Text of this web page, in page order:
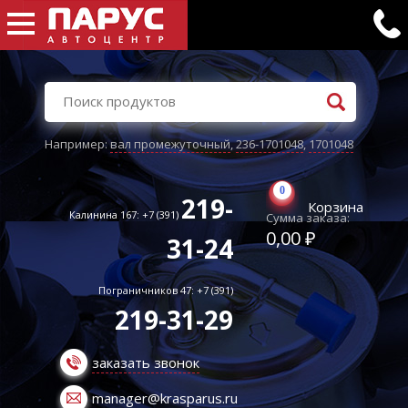
Например:вал промежуточный,236-1701048,1701048
Калинина 167: +7 (391) 219-
31-24
Пограничников 47: +7 (391)
219-31-29
заказать звонок
manager@krasparus.ru
0
Корзина
Сумма заказа:
0,00 ₽